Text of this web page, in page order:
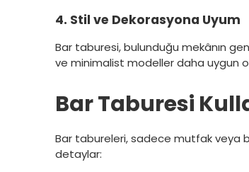
4. Stil ve Dekorasyona Uyum
Bar taburesi, bulunduğu mekânın
ve minimalist modeller daha uygun
Bar Taburesi
Bar tabureleri, sadece mutfak veya
detaylar: